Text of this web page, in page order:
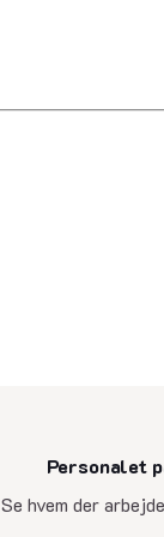
Personalet
Se hvem der